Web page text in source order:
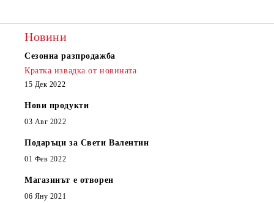
Новини
Сезонна разпродажба
Кратка извадка от новината
15 Дек 2022
Нови продукти
03 Авг 2022
Подаръци за Свети Валентин
01 Фев 2022
Магазинът е отворен
06 Яну 2021